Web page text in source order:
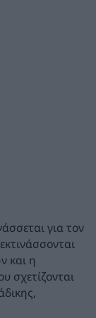
για τον
και η
σχετίζονται